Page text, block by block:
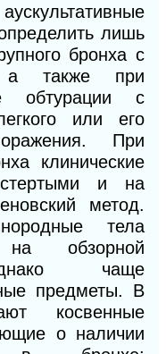
лишь
бронха с
а также при
обтурации с
или его
При
клинические
и на
метод.
тела
обзорной
чаще
предметы. В
косвенные
о наличии